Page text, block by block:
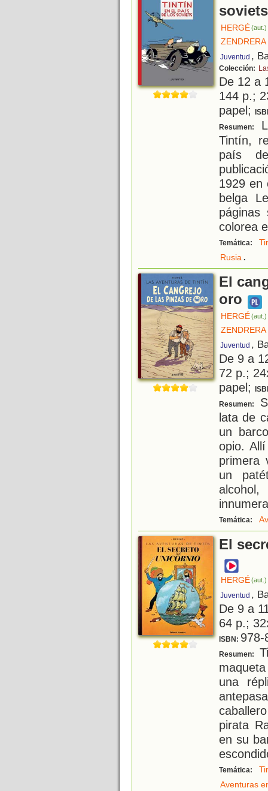
soviets
HERGÉ(aut.)
Juventud ,
Colección:
De 12 a
144 p.;
papel;
Resumen:
Tintín,
país
1929 en
belga
colorea
Temática:
Rusia.
El
oro
HERGÉ(aut.)
Juventud ,
De 9 a
72 p.;
papel;
Resumen:
lata de
un
opio.
primera
un
Temática:
El
HERGÉ(aut.)
Juventud ,
De 9 a
64 p.;
ISBN: 978-
Resumen:
una
pirata
en su
Temática:
Aventuras